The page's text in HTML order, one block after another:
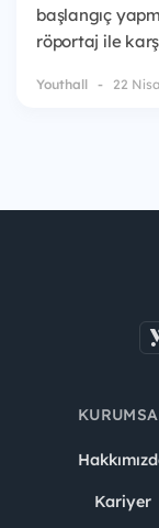
başlangıç
röportaj ile
Youthall 22
Kariyer